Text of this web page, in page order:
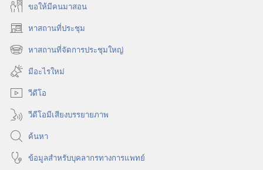
ขอ​ให้​มี​คน​มา​สอน
หาสถานที่ประชุม
(เปิด
หน้าต่างหาสถานที่จัดการประชุมใหญ่
(เปิด
หน้าต่าง
ใหม่)
มีอะไรใหม่
วีดีโอ
วีดีโอมีเสียงบรรยายภาพ
ค้นหา
ข้อมูล​สำหรับ​บุคลากร​ทาง​การ​แพทย์